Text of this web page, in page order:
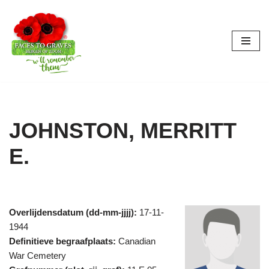
Ga
naar
JOHNSTON, MERRITT
E.
Overlijdensdatum (dd-mm-jjjj): 17-11-
1944
Definitieve begraafplaats: Canadian
War Cemetery